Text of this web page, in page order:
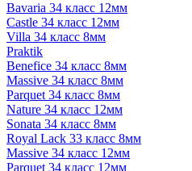
Bavaria 34 класс 12мм
Castle 34 класс 12мм
Villa 34 класс 8мм
Praktik
Benefice 34 класс 8мм
Massive 34 класс 8мм
Parquet 34 класс 8мм
Nature 34 класс 12мм
Sonata 34 класс 8мм
Royal Lack 33 класс 8мм
Massive 34 класс 12мм
Parquet 34 класс 12мм